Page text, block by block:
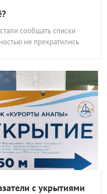
сообщать списки
не прекратились
с укрытиями